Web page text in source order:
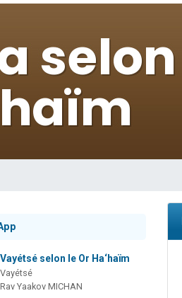
: pauvres d'Israel
: Le Chabbath et le Birkat Hamazone à
Zoom
Vayétsé selon le Or Ha‘haïm
Vayétsé
Rav Yaakov MICHAN